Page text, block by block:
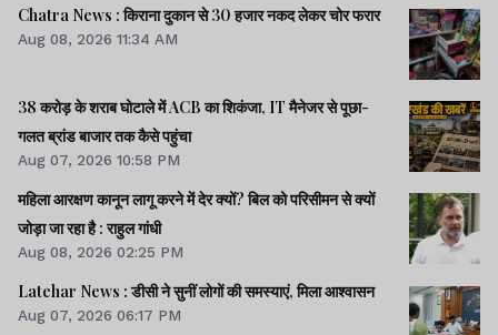
Chatra News : किराना दुकान से 30 हजार नकद लेकर चोर फरार
Aug 08, 2026 11:34 AM
38 करोड़ के शराब घोटाले में ACB का शिकंजा, IT मैनेजर से पूछा-
गलत ब्रांड बाजार तक कैसे पहुंचा
Aug 07, 2026 10:58 PM
महिला आरक्षण कानून लागू करने में देर क्यों? बिल को परिसीमन से क्यों
जोड़ा जा रहा है : राहुल गांधी
Aug 08, 2026 02:25 PM
Latehar News : डीसी ने सुनीं लोगों की समस्याएं, मिला आश्वासन
Aug 07, 2026 06:17 PM